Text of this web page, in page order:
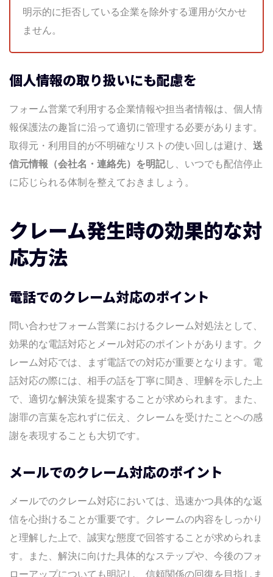
明示的に拒否している企業を除外する運用が欠かせ
ません。
個人情報の取り扱いにも配慮を
フォーム営業で利用する企業情報や担当者情報は、個人情
報保護法の趣旨に沿って適切に管理する必要があります。
取得元・利用目的が不明確なリストの使い回しは避け、 送
信元情報（会社名・連絡先）を明記し、いつでも配信停止
に応じられる体制を整えておきましょう。
クレーム発生時の効果的な対
応方法
電話でのクレーム対応のポイント
問い合わせフォーム営業におけるクレーム対処法として、
効果的な電話対応とメール対応のポイントがあります。ク
レーム対応では、まず電話での対応が重要となります。電
話対応の際には、相手の話を丁寧に聞き、理解を示した上
で、適切な解決策を提案することが求められます。また、
謝罪の言葉を忘れずに伝え、クレームを受けたことへの感
謝を表現することも大切です。
メールでのクレーム対応のポイント
メールでのクレーム対応においては、迅速かつ具体的な返
信を心掛けることが重要です。クレームの内容をしっかり
と理解した上で、誠実な態度で回答することが求められま
す。また、解決に向けた具体的なステップや、今後のフォ
ローアップについても明記し、信頼関係の回復を目指しま